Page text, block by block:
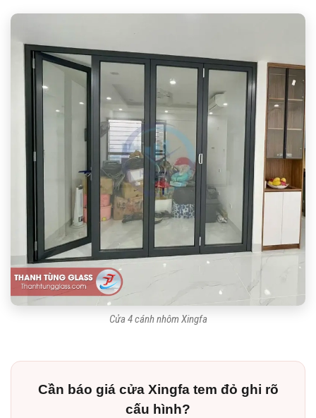
Cửa 4 cánh nhôm Xingfa
Cần báo giá cửa Xingfa tem đỏ ghi rõ
cấu hình?